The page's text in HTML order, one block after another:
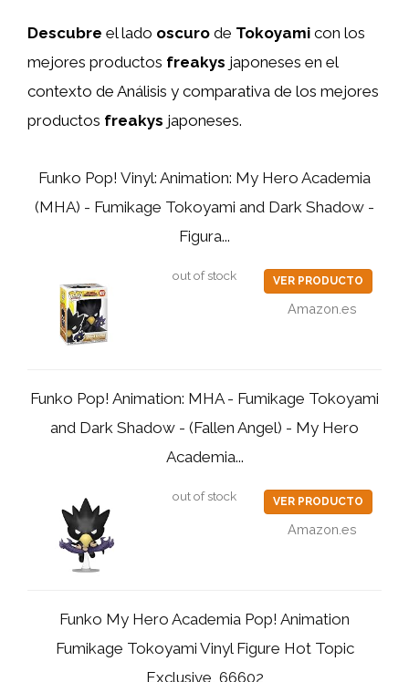
Descubre el lado oscuro de Tokoyami con los
mejores productos freakys japoneses en el
contexto de Análisis y comparativa de los mejores
productos freakys japoneses.
Funko Pop! Vinyl: Animation: My Hero Academia
(MHA) - Fumikage Tokoyami and Dark Shadow -
Figura...
out of stock VER PRODUCTO
Amazon.es
Funko Pop! Animation: MHA - Fumikage Tokoyami
and Dark Shadow - (Fallen Angel) - My Hero
Academia...
out of stock VER PRODUCTO
Amazon.es
Funko My Hero Academia Pop! Animation
Fumikage Tokoyami Vinyl Figure Hot Topic
Exclusive, 66602